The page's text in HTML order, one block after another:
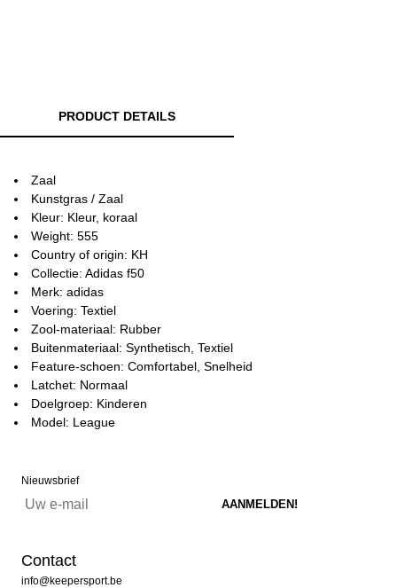
PRODUCT DETAILS
Zaal
Kunstgras / Zaal
Kleur: Kleur, koraal
Weight: 555
Country of origin: KH
Collectie: Adidas f50
Merk: adidas
Voering: Textiel
Zool-materiaal: Rubber
Buitenmateriaal: Synthetisch, Textiel
Feature-schoen: Comfortabel, Snelheid
Latchet: Normaal
Doelgroep: Kinderen
Model: League
Nieuwsbrief
Contact
info@keepersport.be